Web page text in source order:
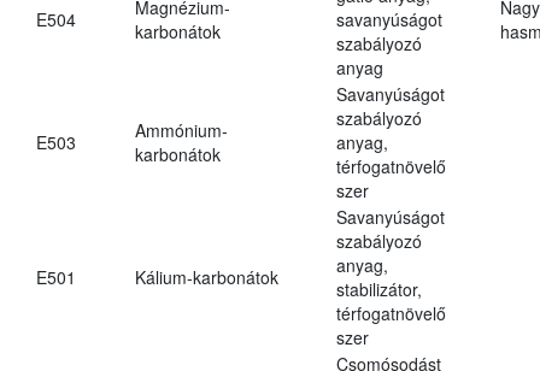
E504
Magnézium-
karbonátok
savanyúságot
szabályozó
anyag
E503
Ammónium-
karbonátok
Savanyúságot
szabályozó
anyag,
térfogatnövelő
szer
E501 Kálium-karbonátok
Savanyúságot
szabályozó
anyag,
stabilizátor,
térfogatnövelő
szer
Csomósodást